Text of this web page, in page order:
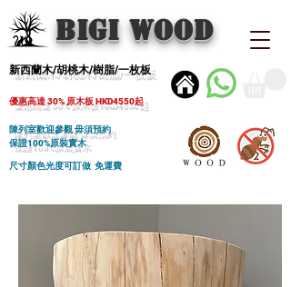
BIGI wood
新西蘭木/胡桃木/樹脂/一枚板
優惠高達 30% 原木板 HKD4550起
陳列室歡迎參觀 毋須預約
保證100%原裝實木
尺寸顏色光度可訂做 免運費